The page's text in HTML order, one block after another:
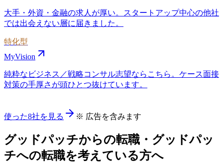
大手・外資・金融の求人が厚い。スタートアップ中心の他社
では出会えない層に届きました。
特化型
MyVision
純粋なビジネス／戦略コンサル志望ならこちら。ケース面接
対策の手厚さが頭ひとつ抜けています。
使った8社を見る ※ 広告を含みます
グッドパッチからの転職・ グッドパッ
チへの転職を考えている方へ